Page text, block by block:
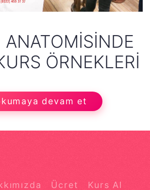
ANATOMISINDE
ÖRNEKLERI
devam et
Ücret Kurs Al